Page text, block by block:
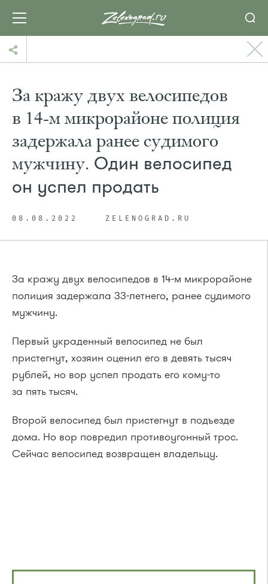
За кражу двух велосипедов
в 14-м микрорайоне полиция
задержала ранее судимого
мужчину. Один велосипед
он успел продать
08.08.2022 ZELENOGRAD.RU
За кражу двух велосипедов в 14-м микрорайоне
полиция задержала 33-летнего, ранее судимого
мужчину.
Первый украденный велосипед не был
пристегнут, хозяин оценил его в девять тысяч
рублей, но вор успел продать его кому-то
за пять тысяч.
Второй велосипед был пристегнут в подъезде
дома. Но вор повредил противоугонный трос.
Сейчас велосипед возвращен владельцу.